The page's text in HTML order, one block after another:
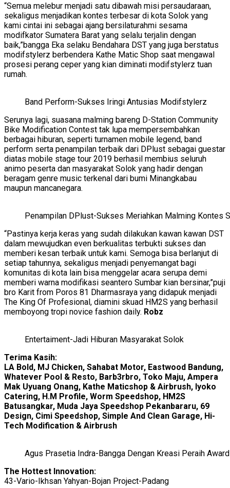
“Semua melebur menjadi satu dibawah misi persaudaraan,
sekaligus menjadikan kontes terbesar di kota Solok yang
kami cintai ini sebagai ajang bersilaturahmi sesama
modifkator Sumatera Barat yang selalu terjalin dengan
baik,”bangga Eka selaku Bendahara DST yang juga berstatus
modifstylerz berbendera Kathe Matic Shop saat mengawal
prosesi perang ceper yang kian diminati modifstylerz tuan
rumah.
Band Perform-Sukses Iringi Antusias Modifstylerz
Serunya lagi, suasana malming bareng D-Station Community
Bike Modification Contest tak lupa mempersembahkan
berbagai hiburan, seperti turnamen mobile legend, band
perform serta penampilan terbaik dari DPlust sebagai guestar
diatas mobile stage tour 2019 berhasil membius seluruh
animo peserta dan masyarakat Solok yang hadir dengan
beragam genre music terkenal dari bumi Minangkabau
maupun mancanegara.
Penampilan DPlust-Sukses Meriahkan Malming Kontes
“Pastinya kerja keras yang sudah dilakukan kawan kawan DST
dalam mewujudkan even berkualitas terbukti sukses dan
memberi kesan terbaik untuk kami. Semoga bisa berlanjut di
setiap tahunnya, sekaligus menjadi penyemangat bagi
komunitas di kota lain bisa menggelar acara serupa demi
memberi warna modifikasi seantero Sumbar kian bersinar,”puji
bro Karit from Poros 81 Dharmasraya yang didapuk menjadi
The King Of Profesional, diamini skuad HM2S yang berhasil
memboyong tropi novice fashion daily. Robz
Entertaiment-Jadi Hiburan Masyarakat Solok
Terima Kasih:
LA Bold, MJ Chicken, Sahabat Motor, Eastwood Bandung,
Whatever Pool & Resto, Barb3rbro, Toko Maju, Ampera
Mak Uyuang Onang, Kathe Maticshop & Airbrush, Iyoko
Catering, H.M Profile, Worm Speedshop, HM2S
Batusangkar, Muda Jaya Speedshop Pekanbararu, 69
Design, Cimi Speedshop, Simple And Clean Garage, Hi-
Tech Modification & Airbrush
Agus Prasetia Indra-Bangga Dengan Kreasi Peraih
The Hottest Innovation:
43-Vario-Ikhsan Yahyan-Bojan Project-Padang